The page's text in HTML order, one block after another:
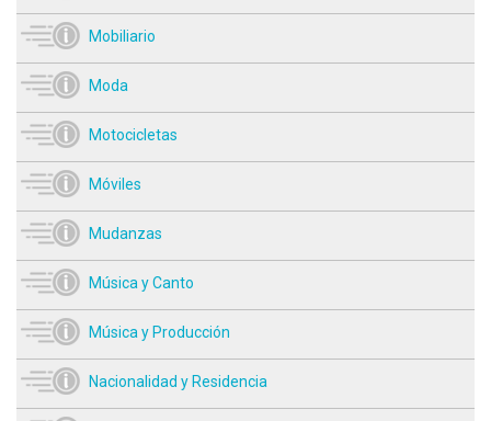
Mobiliario
Moda
Motocicletas
Móviles
Mudanzas
Música y Canto
Música y Producción
Nacionalidad y Residencia